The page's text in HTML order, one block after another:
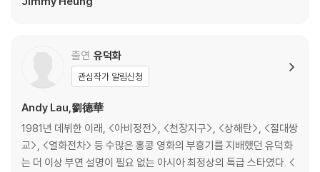
있으며, 상품의 불량이 아닙니다. 단, 재생에 이상이 있는 경우에는 불량으
※ 교환/반품 안내
1) 불량으로 인한 교환/반품 요청 시에는 불량 확인을 위해 개봉 시의 동영
다.
관련 사진과 동영상 및 재생 기기 모델명을 첨부하여 첨부하여 고객센터에
문의 바랍니다.
2) 사양 오인지, 오 구매, 변심 사유로의 반품은 제품 개봉 전에만 운임비
출연 유덕화
관심작가 알림신청
Andy Lau,劉德華
1981년 데뷔한 이래, <아비정전>, <천장지구>, <상해탄>, <절대쌍
교>, <열화전차> 등 수많은 홍콩 영화의 부흥기를 지배했던 유덕화
는 더 이상 부연 설명이 필요 없는 아시아 최정상의 특급 스타였다. <